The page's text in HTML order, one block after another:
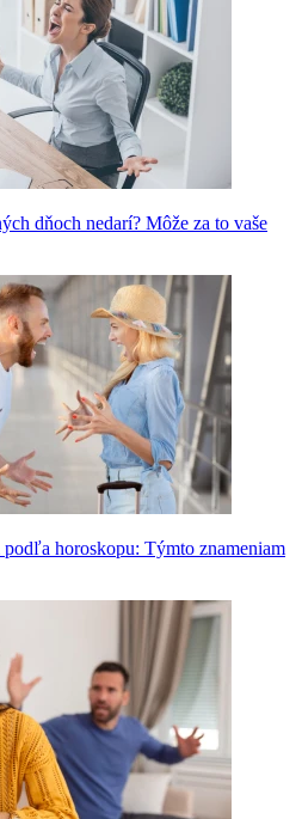
dňoch nedarí? Môže za to vaše
horoskopu: Týmto znameniam